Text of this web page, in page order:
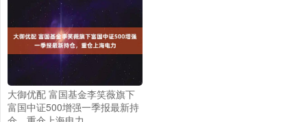
大御优配 富国基金李笑薇旗下
富国中证500增强一季报最新持